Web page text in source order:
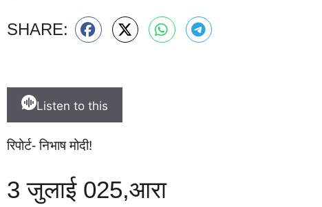
SHARE:
Listen to this
रिपोर्ट- निभाष मोदी!
3 जुलाई 025,आरा